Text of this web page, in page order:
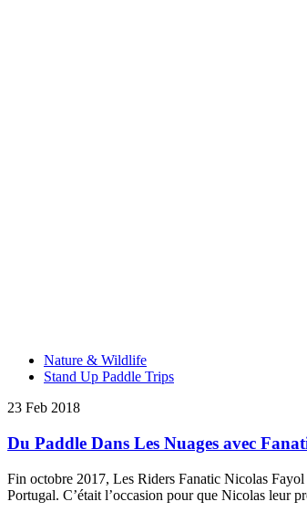
Nature & Wildlife
Stand Up Paddle Trips
23 Feb 2018
Du Paddle Dans Les Nuages avec
Fin octobre 2017, Les Riders Fanatic Nicolas
Portugal. C’était l’occasion pour que Nicolas leur